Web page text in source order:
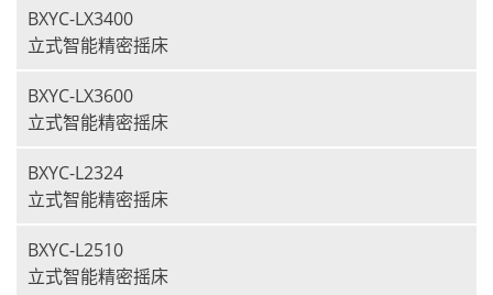
BXYC-LX3400
立式智能精密摇床
BXYC-LX3600
立式智能精密摇床
BXYC-L2324
立式智能精密摇床
BXYC-L2510
立式智能精密摇床